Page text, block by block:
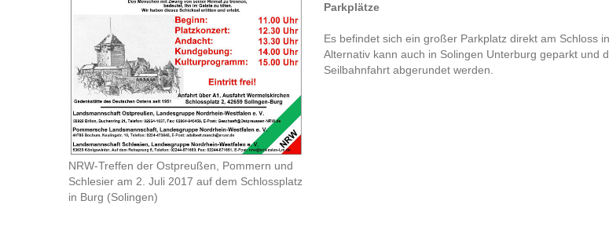
NRW-Treffen der Ostpreußen, Pommern und
Schlesier am 2. Juli 2017 auf dem Schlossplatz
in Burg (Solingen)
Parkplätze
Es befindet sich ein großer Parkplatz direkt am Schloss
Alternativ kann auch in Solingen Unterburg geparkt und
Seilbahnfahrt abgerundet werden.